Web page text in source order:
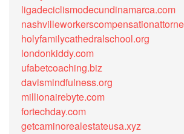
ligadeciclismodecundinamarca.com
holyfamilycathedralschool.org
londonkiddy.com
ufabetcoaching.biz
davismindfulness.org
millionairebyte.com
fortechday.com
getcaminorealestateusa.xyz